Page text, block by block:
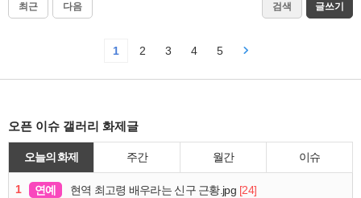
최근 다음 검색 글쓰기
1 2 3 4 5
오픈 이슈 갤러리 화제글
오늘의 화제 주간 월간 이슈
1 연예 현역 최고령 배우라는 신구 근황.jpg [24]